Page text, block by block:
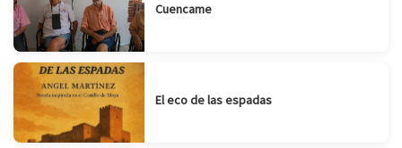
Cuencame
El eco de las espadas